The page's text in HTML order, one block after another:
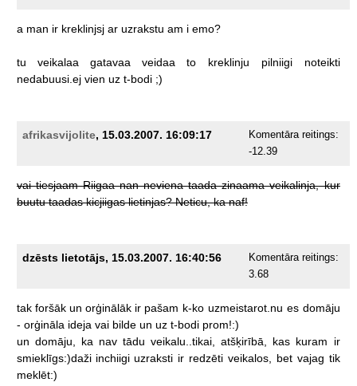
a man ir kreklinjsj ar uzrakstu am i emo?
tu veikalaa gatavaa veidaa to kreklinju pilniigi
noteikti
nedabuusi.ej vien uz t-bodi ;)
afrikasvijolite, 15.03.2007. 16:09:17
Komentāra reitings:
-12.39
vai tiesjaam Riigaa nan neviena taada zinaama veikalinja, kur
buutu taadas kicjiigas lietinjas? Neticu, ka naf!
dzēsts lietotājs, 15.03.2007. 16:40:56
Komentāra reitings:
3.68
tak foršāk un orģinālāk ir pašam k-ko uzmeistarot.nu es domāju
- orģināla ideja vai bilde un uz t-bodi prom!:)
un domāju, ka nav tādu veikalu..tikai, atšķirībā, kas kuram
ir
smieklīgs:)daži inchiigi uzraksti ir redzēti veikalos, bet vajag tik
meklēt:)